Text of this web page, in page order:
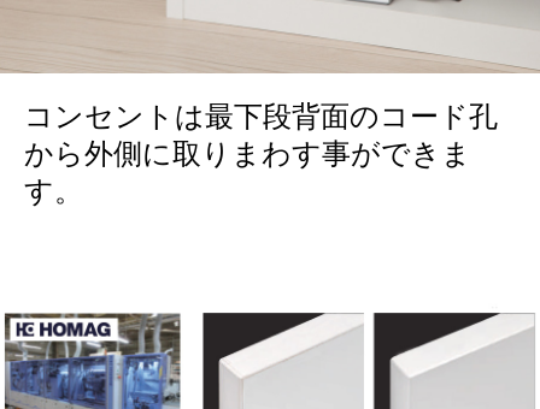
コンセントは最下段背面のコード孔
から外側に取りまわす事ができま
す。